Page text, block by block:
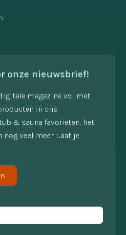
onze nieuwsbrief!
magazine vol met
in ons
& sauna favorieten, het
nog veel meer. Laat je